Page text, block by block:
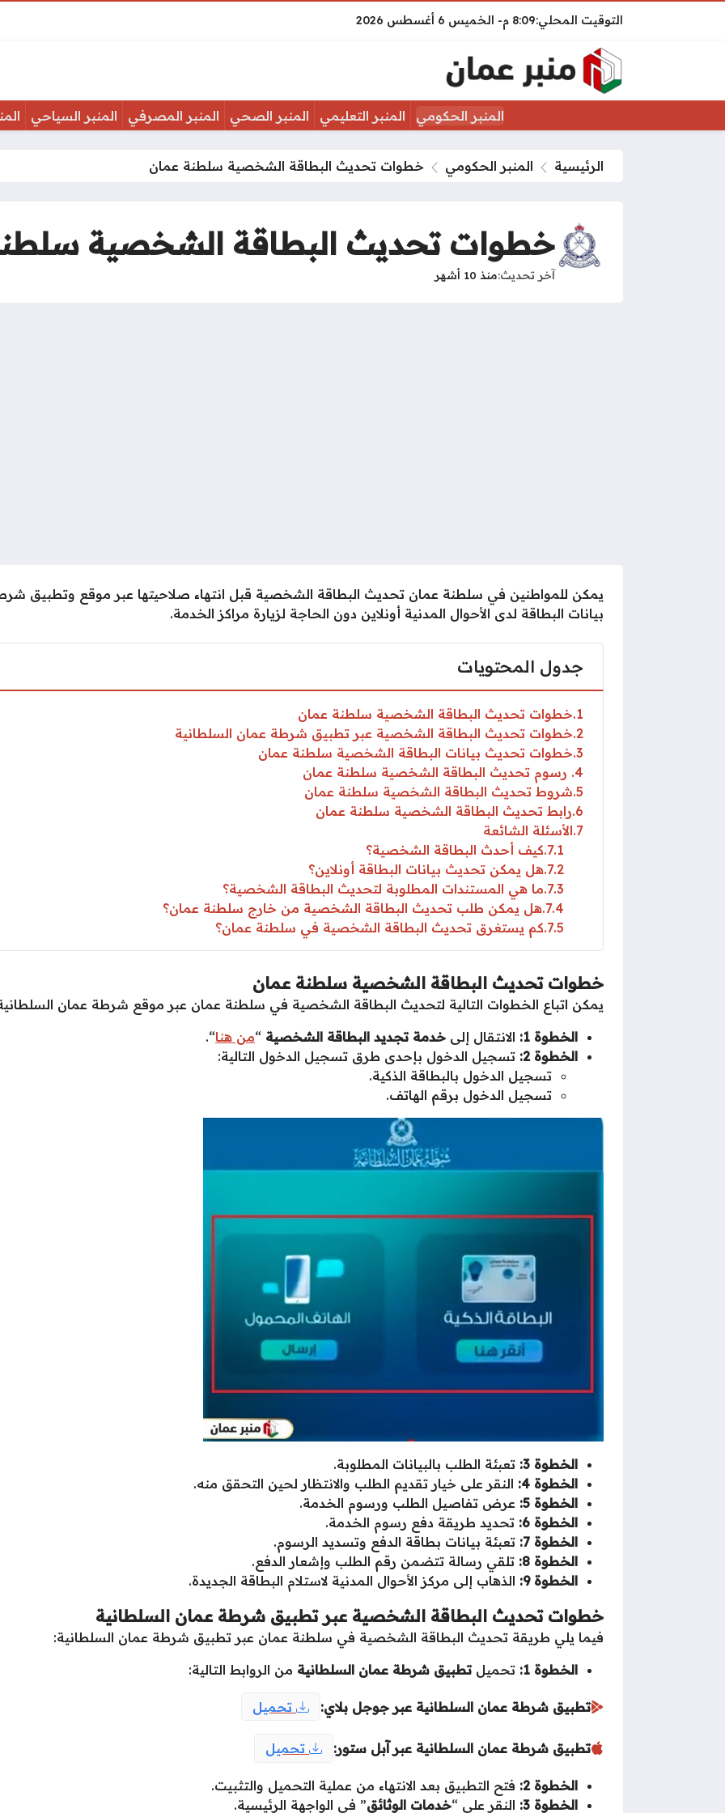
8:09 م الخميس 6 أغسطس 2026
المنبر الحكومي المنبر التعليمي المنبر الصحي المنبر المصرفي المنبر السياحي
الرئيسية المنبر الحكومي خطوات تحديث البطاقة الشخصية سلطنة عمان
خطوات تحديث البطاقة الشخصية
آخر تحديث منذ 10 أشهر
يمكن للمواطنين في سلطنة عمان تحديث البطاقة الشخصية قبل انتهاء صلاحيتها عبر موقع وتطبيق
بيانات البطاقة لدى الأحوال المدنية أونلاين دون الحاجة لزيارة مراكز الخدمة.
جدول المحتويات
1 خطوات تحديث البطاقة الشخصية سلطنة عمان
2 خطوات تحديث البطاقة الشخصية عبر تطبيق شرطة عمان السلطانية
3 خطوات تحديث بيانات البطاقة الشخصية سلطنة عمان
4 رسوم تحديث البطاقة الشخصية سلطنة عمان
5 شروط تحديث البطاقة الشخصية سلطنة عمان
6 رابط تحديث البطاقة الشخصية سلطنة عمان
7 الأسئلة الشائعة
7.1 كيف أحدث البطاقة الشخصية؟
7.2 هل يمكن تحديث بيانات البطاقة أونلاين؟
7.3 ما هي المستندات المطلوبة لتحديث البطاقة الشخصية؟
7.4 هل يمكن طلب تحديث البطاقة الشخصية من خارج سلطنة عمان؟
7.5 كم يستغرق تحديث البطاقة الشخصية في سلطنة عمان؟
خطوات تحديث البطاقة الشخصية سلطنة عمان
يمكن اتباع الخطوات التالية لتحديث البطاقة الشخصية في سلطنة عمان عبر موقع شرطة عمان
الخطوة 1:
الانتقال إلى خدمة تجديد البطاقة الشخصية “من هنا“.
الخطوة 2:
تسجيل الدخول بإحدى طرق تسجيل الدخول التالية:
تسجيل الدخول بالبطاقة الذكية.
تسجيل الدخول برقم الهاتف.
الخطوة 3:
تعبئة الطلب بالبيانات المطلوبة.
الخطوة 4:
النقر على خيار تقديم الطلب والانتظار لحين التحقق منه.
الخطوة 5:
عرض تفاصيل الطلب ورسوم الخدمة.
الخطوة 6:
تحديد طريقة دفع رسوم الخدمة.
الخطوة 7:
تعبئة بيانات بطاقة الدفع وتسديد الرسوم.
الخطوة 8:
تلقي رسالة تتضمن رقم الطلب وإشعار الدفع.
الخطوة 9:
الذهاب إلى مركز الأحوال المدنية لاستلام البطاقة الجديدة.
خطوات تحديث البطاقة الشخصية عبر تطبيق شرطة عمان السلطانية
فيما يلي طريقة تحديث البطاقة الشخصية في سلطنة عمان عبر تطبيق شرطة عمان السلطانية:
الخطوة 1:
تحميلتطبيق شرطة عمان السلطانية من الروابط التالية:
تطبيق شرطة عمان السلطانية عبر جوجل بلاي: تحميل
تطبيق شرطة عمان السلطانية عبر آبل ستور: تحميل
الخطوة 2:
فتح التطبيق بعد الانتهاء من عملية التحميل والتثبيت.
الخطوة 3: النقر على “خدمات الوثائق” في الواجهة الرئيسية.